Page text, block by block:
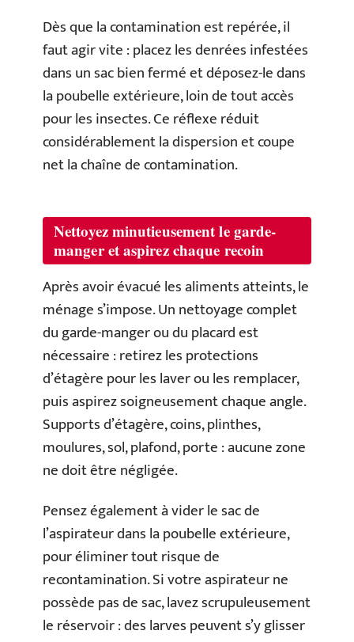
Dès que la contamination est repérée, il
faut agir vite : placez les denrées infestées
dans un sac bien fermé et déposez-le dans
la poubelle extérieure, loin de tout accès
pour les insectes. Ce réflexe réduit
considérablement la dispersion et coupe
net la chaîne de contamination.
Nettoyez minutieusement le garde-
manger et aspirez chaque recoin
Après avoir évacué les aliments atteints, le
ménage s’impose. Un nettoyage complet
du garde-manger ou du placard est
nécessaire : retirez les protections
d’étagère pour les laver ou les remplacer,
puis aspirez soigneusement chaque angle.
Supports d’étagère, coins, plinthes,
moulures, sol, plafond, porte : aucune zone
ne doit être négligée.
Pensez également à vider le sac de
l’aspirateur dans la poubelle extérieure,
pour éliminer tout risque de
recontamination. Si votre aspirateur ne
possède pas de sac, lavez scrupuleusement
le réservoir : des larves peuvent s’y glisser